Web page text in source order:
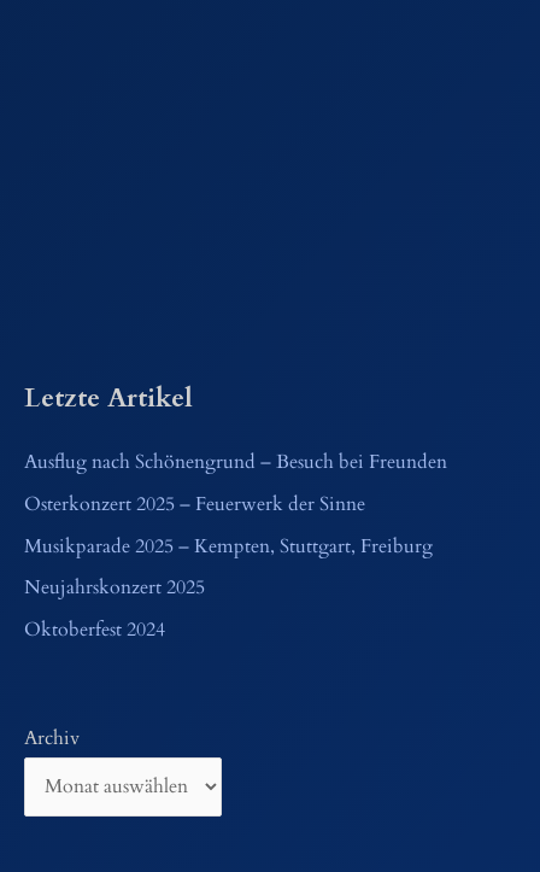
Letzte Artikel
Ausflug nach Schönengrund – Besuch bei Freunden
Osterkonzert 2025 – Feuerwerk der Sinne
Musikparade 2025 – Kempten, Stuttgart, Freiburg
Neujahrskonzert 2025
Oktoberfest 2024
Archiv